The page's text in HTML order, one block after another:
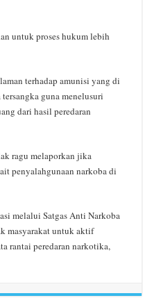
untuk proses hukum lebih
terhadap amunisi yang di
guna menelusuri
dari hasil peredaran
ragu melaporkan jika
penyalahgunaan narkoba di
melalui Satgas Anti Narkoba
masyarakat untuk aktif
rantai peredaran narkotika,